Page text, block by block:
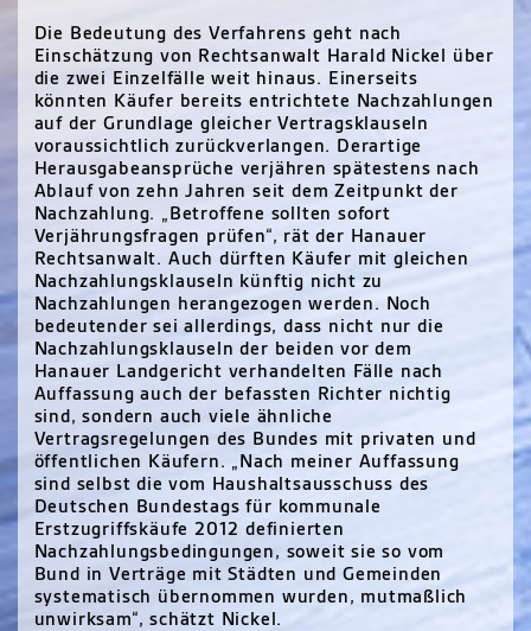
Die Bedeutung des Verfahrens geht nach
Einschätzung von Rechtsanwalt Harald Nickel über
die zwei Einzelfälle weit hinaus. Einerseits
könnten Käufer bereits entrichtete Nachzahlungen
auf der Grundlage gleicher Vertragsklauseln
voraussichtlich zurückverlangen. Derartige
Herausgabeansprüche verjähren spätestens nach
Ablauf von zehn Jahren seit dem Zeitpunkt der
Nachzahlung. „Betroffene sollten sofort
Verjährungsfragen prüfen“, rät der Hanauer
Rechtsanwalt. Auch dürften Käufer mit gleichen
Nachzahlungsklauseln künftig nicht zu
Nachzahlungen herangezogen werden. Noch
bedeutender sei allerdings, dass nicht nur die
Nachzahlungsklauseln der beiden vor dem
Hanauer Landgericht verhandelten Fälle nach
Auffassung auch der befassten Richter nichtig
sind, sondern auch viele ähnliche
Vertragsregelungen des Bundes mit privaten und
öffentlichen Käufern. „Nach meiner Auffassung
sind selbst die vom Haushaltsausschuss des
Deutschen Bundestags für kommunale
Erstzugriffskäufe 2012 definierten
Nachzahlungsbedingungen, soweit sie so vom
Bund in Verträge mit Städten und Gemeinden
systematisch übernommen wurden, mutmaßlich
unwirksam“, schätzt Nickel.